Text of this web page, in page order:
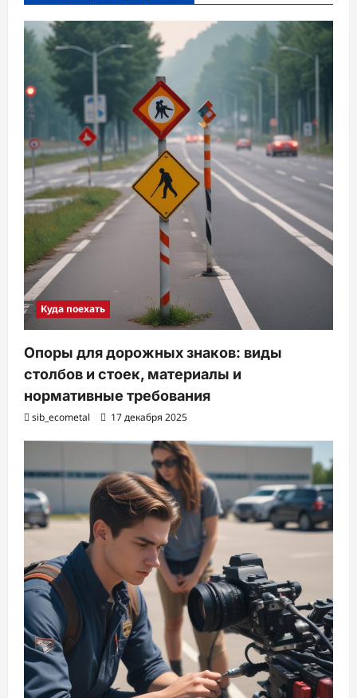
Куда поехать
Опоры для дорожных знаков: виды
столбов и стоек, материалы и
нормативные требования
sib_ecometal 17 декабря 2025